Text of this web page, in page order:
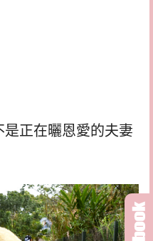
正在曬恩愛的夫妻